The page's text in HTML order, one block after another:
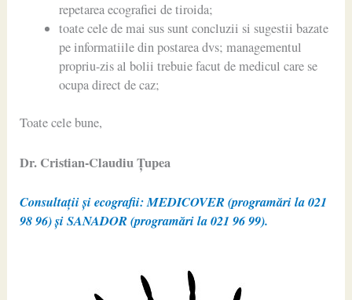
repetarea ecografiei de tiroida;
toate cele de mai sus sunt concluzii si sugestii bazate
pe informatiile din postarea dvs; managementul
propriu-zis al bolii trebuie facut de medicul care se
ocupa direct de caz;
Toate cele bune,
Dr. Cristian-Claudiu Ţupea
Consultații și ecografii: MEDICOVER (programări la 021
98 96) și SANADOR (programări la 021 96 99).